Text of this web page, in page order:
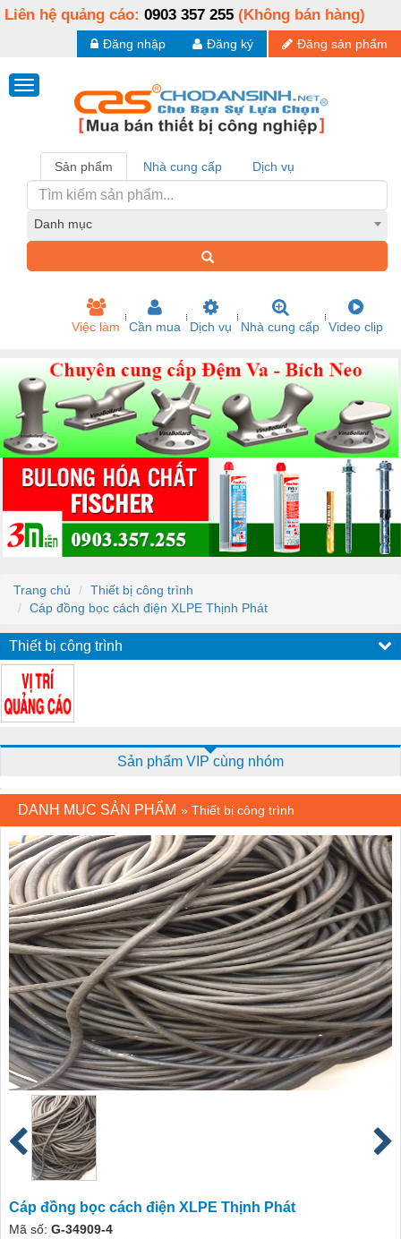
Liên hệ quảng cáo: 0903 357 255 (Không bán hàng)
Đăng sản phẩm
Đăng ký
Đăng nhập
Sản phẩm Nhà cung cấp Dịch vụ
Danh mục
Việc làm Cần mua Dịch vụ Nhà cung cấp Video clip
Trang chủ
Thiết bị công trình
Cáp đồng bọc cách điện XLPE Thịnh Phát
Thiết bị công trình
Sản phẩm VIP cùng nhóm
DANH MỤC SẢN PHẨM » Thiết bị công trình
Cáp đồng bọc cách điện XLPE Thịnh Phát
Mã số: G-34909-4